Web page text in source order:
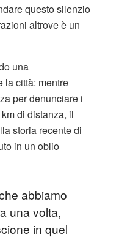
questo silenzio
altrove è un
una
la città: mentre
per denunciare i
di distanza, il
storia recente di
in un oblio
abbiamo
una volta,
in quel